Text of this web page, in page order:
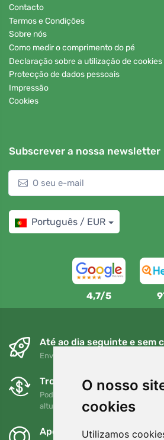
O nosso
cookies
Utilizamos
Contacto
Termos e Condições
Sobre nós
Como medir o comprimento do pé
Declaração sobre a utilização de cookies
Protecção de dados pessoais
Impressão
Cookies
Subscrever a nossa newsletter
Português / EUR
4,7/5
Até ao dia seguinte e sem
Envio gratuito para encomendas
Trocas e devoluções
Pode devolver ou trocar a sua
altura no prazo de 90 dias
Apoiamos a Trees.org